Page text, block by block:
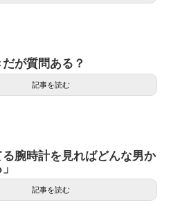
が質問ある？
記事を読む
腕時計を見ればどんな男か
記事を読む